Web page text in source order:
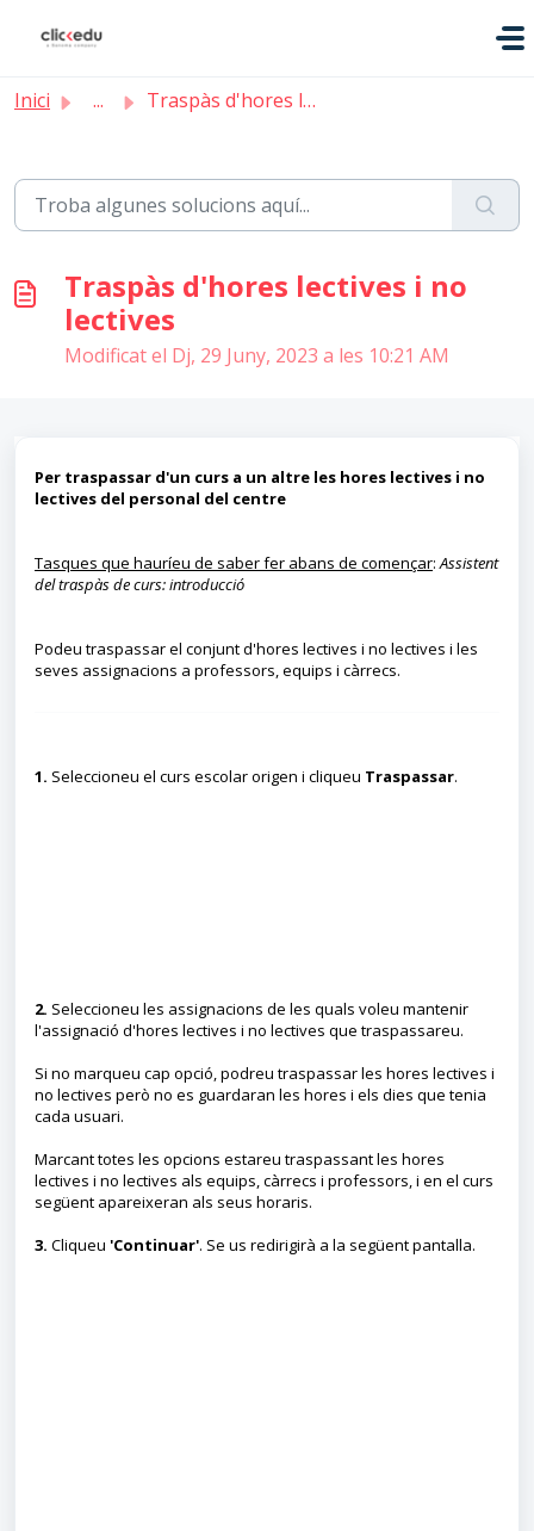
Inici ... Traspàs d'hores lectives i no lectives
Traspàs d'hores lectives i no
lectives
Modificat el Dj, 29 Juny, 2023 a les 10:21 AM
Per traspassar d'un curs a un altre les hores lectives i no
lectives del personal del centre
Tasques que hauríeu de saber fer abans de començar:Assistent
del traspàs de curs: introducció
Podeu traspassar el conjunt d'hores lectives i no lectives i les
seves assignacions a professors, equips i càrrecs.
1. Seleccioneu el curs escolar origen i cliqueu Traspassar.
2. Seleccioneu les assignacions de les quals voleu mantenir
l'assignació d'hores lectives i no lectives que traspassareu.
Si no marqueu cap opció, podreu traspassar les hores lectives i
no lectives però no es guardaran les hores i els dies que tenia
cada usuari.
Marcant totes les opcions estareu traspassant les hores
lectives i no lectives als equips, càrrecs i professors, i en el curs
següent apareixeran als seus horaris.
3. Cliqueu 'Continuar'. Se us redirigirà a la següent pantalla.